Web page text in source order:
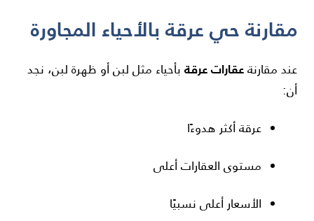
مقارنة حي عرقة بالأحياء المجاورة
عند مقارنةعقارات عرقة بأحياء مثل لبن أو ظهرة لبن، نجد
أن:
عرقة أكثر هدوءًا
مستوى العقارات أعلى
الأسعار أعلى نسبيًا